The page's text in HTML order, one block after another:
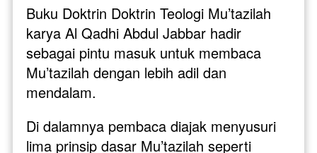
Buku Doktrin Doktrin Teologi Mu’tazilah
karya Al Qadhi Abdul Jabbar hadir
sebagai pintu masuk untuk membaca
Mu’tazilah dengan lebih adil dan
mendalam.
Di dalamnya pembaca diajak menyusuri
lima prinsip dasar Mu’tazilah seperti